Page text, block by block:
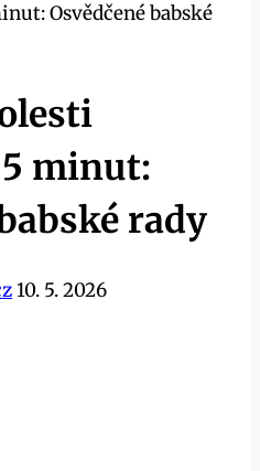
Osvědčené babské
minut:
rady
10. 5. 2026